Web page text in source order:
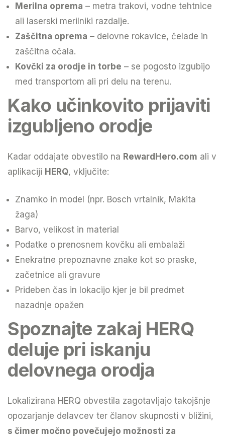
Merilna oprema – metra trakovi, vodne tehtnice
ali laserski merilniki razdalje.
Zaščitna oprema – delovne rokavice, čelade in
zaščitna očala.
Kovčki za orodje in torbe – se pogosto izgubijo
med transportom ali pri delu na terenu.
Kako učinkovito prijaviti
izgubljeno orodje
Kadar oddajate obvestilo na RewardHero.com ali v
aplikaciji HERQ, vključite:
Znamko in model (npr. Bosch vrtalnik, Makita
žaga)
Barvo, velikost in material
Podatke o prenosnem kovčku ali embalaži
Enekratne prepoznavne znake kot so praske,
začetnice ali gravure
Prideben čas in lokacijo kjer je bil predmet
nazadnje opažen
Spoznajte zakaj HERQ
deluje pri iskanju
delovnega orodja
Lokalizirana HERQ obvestila zagotavljajo takojšnje
opozarjanje delavcev ter članov skupnosti v bližini,
s čimer močno povečujejo možnosti za